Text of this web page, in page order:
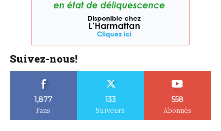
Suivez-nous!
1,877
Fans
133
Suiveurs
558
Abonnés